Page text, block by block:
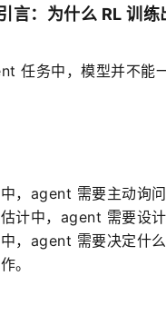
言：为什么 RL 训
任务中，模型并不能
，agent 需要主动询
计中，agent 需要设
，agent 需要决定什
。